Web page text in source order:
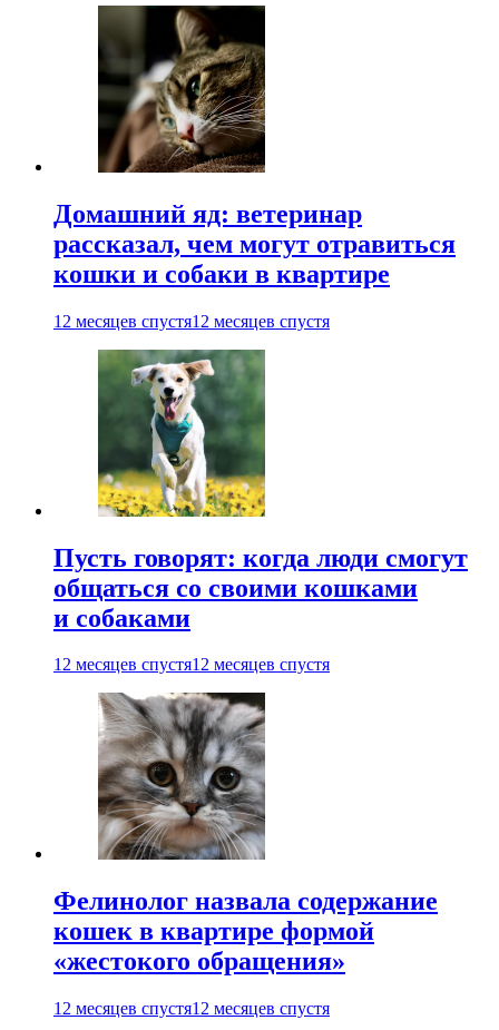
Домашний яд: ветеринар
рассказал, чем могут отравиться
кошки и собаки в квартире
12 месяцев спустя12 месяцев спустя
Пусть говорят: когда люди смогут
общаться со своими кошками
и собаками
12 месяцев спустя12 месяцев спустя
Фелинолог назвала содержание
кошек в квартире формой
«жестокого обращения»
12 месяцев спустя12 месяцев спустя